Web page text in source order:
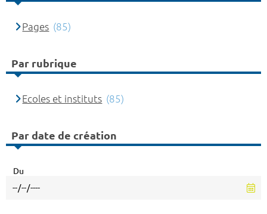
Pages (85)
Par rubrique
Ecoles et instituts (85)
Par date de création
Du